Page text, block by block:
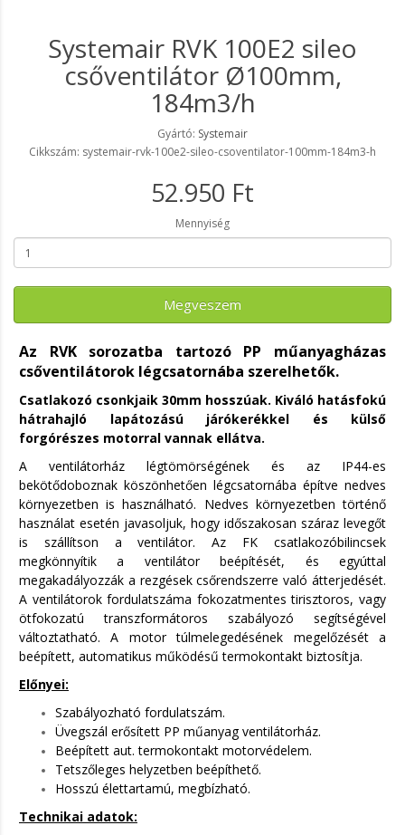
Systemair RVK 100E2 sileo
csőventilátor Ø100mm,
184m3/h
Gyártó: Systemair
Cikkszám: systemair-rvk-100e2-sileo-csoventilator-100mm-184m3-h
52.950 Ft
Mennyiség
Megveszem
Az RVK sorozatba tartozó PP műanyagházas
csőventilátorok légcsatornába szerelhetők.
Csatlakozó csonkjaik 30mm hosszúak. Kiváló hatásfokú
hátrahajló lapátozású járókerékkel és külső
forgórészes motorral vannak ellátva.
A ventilátorház légtömörségének és az IP44-es
bekötődoboznak köszönhetően légcsatornába építve nedves
környezetben is használható. Nedves környezetben történő
használat esetén javasoljuk, hogy időszakosan száraz levegőt
is szállítson a ventilátor. Az FK csatlakozóbilincsek
megkönnyítik a ventilátor beépítését, és egyúttal
megakadályozzák a rezgések csőrendszerre való átterjedését.
A ventilátorok fordulatszáma fokozatmentes tirisztoros, vagy
ötfokozatú transzformátoros szabályozó segítségével
változtatható. A motor túlmelegedésének megelőzését a
beépített, automatikus működésű termokontakt biztosítja.
Előnyei:
Szabályozható fordulatszám.
Üvegszál erősített PP műanyag ventilátorház.
Beépített aut. termokontakt motorvédelem.
Tetszőleges helyzetben beépíthető.
Hosszú élettartamú, megbízható.
Technikai adatok: